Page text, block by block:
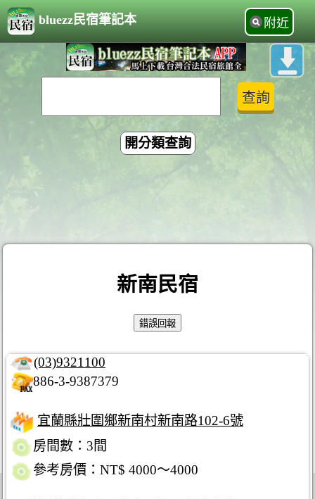
bluezz民宿筆記本 附近
開分類查詢
新南民宿
(03)9321100
886-3-9387379
宜蘭縣壯圍鄉新南村新南路102-6號
房間數：3間
參考房價：NT$ 4000～4000